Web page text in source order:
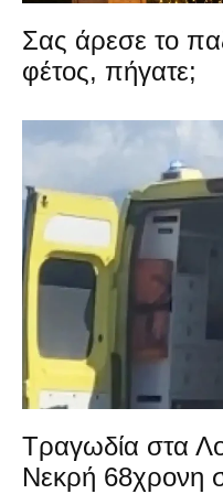
Σας άρεσε το
φέτος, πήγατε;
Τραγωδία στα
Νεκρή 68χρονη